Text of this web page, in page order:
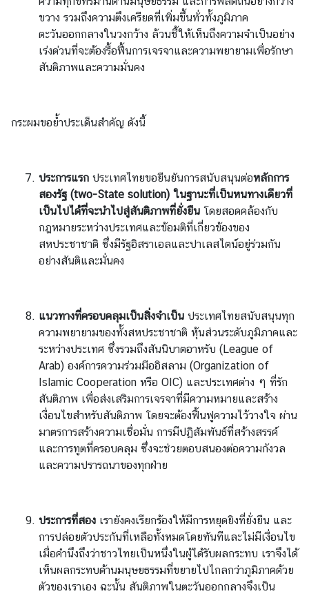
ขวาง รวมถึงความตึงเครียดที่เพิ่มขึ้นทั่วทั้งภูมิภาค
ตะวันออกกลางในวงกว้าง ล้วนชี้ให้เห็นถึงความจำเป็นอย่าง
เร่งด่วนที่จะต้องรื้อฟื้นการเจรจาและความพยายามเพื่อรักษา
สันติภาพและความมั่นคง
กระผมขอย้ำประเด็นสำคัญ ดังนี้
ประการแรก ประเทศไทยขอยืนยันการสนับสนุนต่อหลักการ
สองรัฐ (two-State solution) ในฐานะที่เป็นหนทางเดียวที่
เป็นไปได้ที่จะนำไปสู่สันติภาพที่ยั่งยืน โดยสอดคล้องกับ
กฎหมายระหว่างประเทศและข้อมติที่เกี่ยวข้องของ
สหประชาชาติ ซึ่งมีรัฐอิสราเอลและปาเลสไตน์อยู่ร่วมกัน
อย่างสันติและมั่นคง
แนวทางที่ครอบคลุมเป็นสิ่งจำเป็น ประเทศไทยสนับสนุนทุก
ความพยายามของทั้งสหประชาชาติ หุ้นส่วนระดับภูมิภาคและ
ระหว่างประเทศ ซึ่งรวมถึงสันนิบาตอาหรับ (League of
Arab) องค์การความร่วมมืออิสลาม (Organization of
Islamic Cooperation หรือ OIC) และประเทศต่าง ๆ ที่รัก
สันติภาพ เพื่อส่งเสริมการเจรจาที่มีความหมายและสร้าง
เงื่อนไขสำหรับสันติภาพ โดยจะต้องฟื้นฟูความไว้วางใจ ผ่าน
มาตรการสร้างความเชื่อมั่น การมีปฏิสัมพันธ์ที่สร้างสรรค์
และการทูตที่ครอบคลุม ซึ่งจะช่วยตอบสนองต่อความกังวล
และความปรารถนาของทุกฝ่าย
ประการที่สอง เรายังคงเรียกร้องให้มีการหยุดยิงที่ยั่งยืน และ
การปล่อยตัวประกันที่เหลือทั้งหมดโดยทันทีและไม่มีเงื่อนไข
เมื่อคำนึงถึงว่าชาวไทยเป็นหนึ่งในผู้ได้รับผลกระทบ เราจึงได้
เห็นผลกระทบด้านมนุษยธรรมที่ขยายไปไกลกว่าภูมิภาคด้วย
ตัวของเราเอง ฉะนั้น สันติภาพในตะวันออกกลางจึงเป็น